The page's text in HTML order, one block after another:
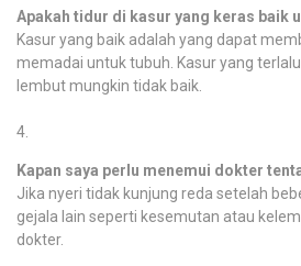
Apakah tidur di kasur yang keras baik
Kasur yang baik adalah yang dapat
memadai untuk tubuh. Kasur yang
lembut mungkin tidak baik.
Kapan saya perlu menemui dokter
Jika nyeri tidak kunjung reda setelah
gejala lain seperti kesemutan atau
dokter.